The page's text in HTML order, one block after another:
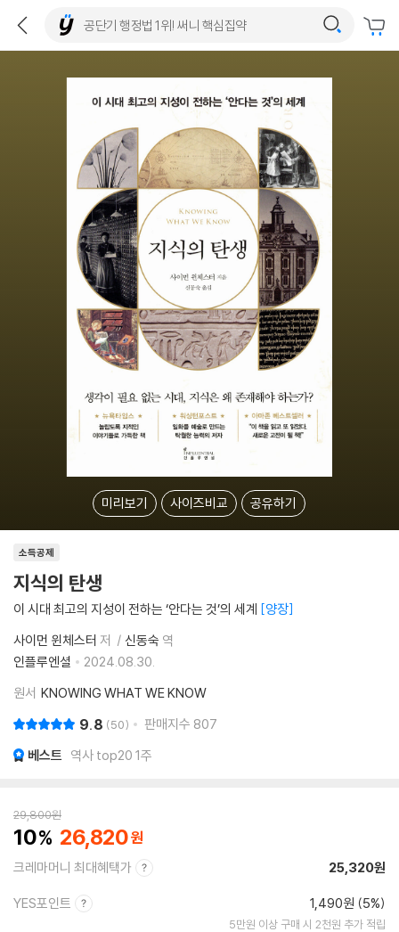
미리보기 사이즈비교 공유하기
소득공제
지식의 탄생
이 시대 최고의 지성이 전하는 ‘안다는 것’의 세계 양장
사이먼 윈체스터 저 신동숙 역
인플루엔셜
2024.08.30.
원서 KNOWING WHAT WE KNOW
9.8 50 판매지수 807
베스트 역사 top20 1주
29,800원
10 26,820
크레마머니 최대혜택가 25,320원
YES포인트 1,490원 (5%)
5만원 이상 구매 시 2천원 추가 적립